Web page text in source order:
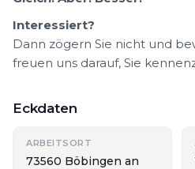
Interessiert?
Dann zögern Sie nicht und
freuen uns darauf, Sie
Eckdaten
ARBEITSORT
73560 Böbingen an